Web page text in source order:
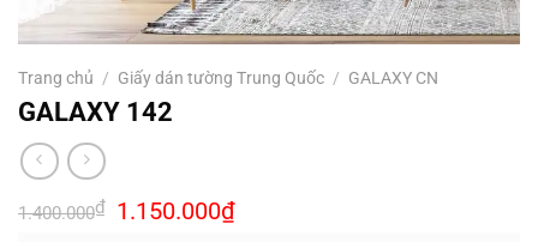
Trang chủ / Giấy dán tường Trung Quốc / GALAXY CN
GALAXY 142
1.400.000₫ Giá
gốc
1.150.000₫Giá
hiện